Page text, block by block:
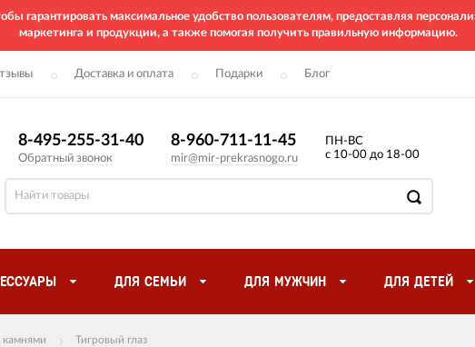
гарантировать максимальное удобство пользователям, предоставляя
маркетинга и продукции, а также помогая получить правильную информацию.
Доставка и оплата Подарки Блог
8-495-255-31-40
Обратный звонок
8-960-711-11-45
mir@mir-prekrasnogo.ru
ПН-ВС
с 10-00 до 18-00
ДЛЯ СЕМЬИ ДЛЯ МУЖЧИН ДЛЯ ДЕТЕЙ
камнями Тигровый глаз